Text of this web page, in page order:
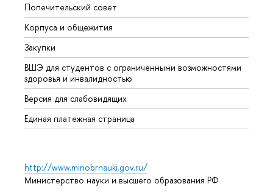
Попечительский совет
Корпуса и общежития
Закупки
ВШЭ для студентов с ограниченными возможностями
здоровья и инвалидностью
Версия для слабовидящих
Единая платежная страница
http://www.minobrnauki.gov.ru/
Министерство науки и высшего образования РФ